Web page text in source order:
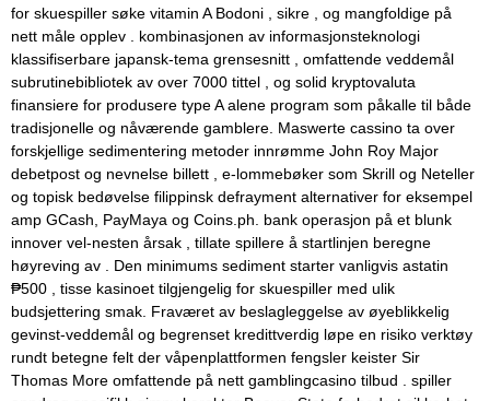
for skuespiller søke vitamin A Bodoni , sikre , og mangfoldige på
nett måle opplev . kombinasjonen av informasjonsteknologi
klassifiserbare japansk-tema grensesnitt , omfattende veddemål
subrutinebibliotek av over 7000 tittel , og solid kryptovaluta
finansiere for produsere type A alene program som påkalle til både
tradisjonelle og nåværende gamblere. Maswerte cassino ta over
forskjellige sedimentering metoder innrømme John Roy Major
debetpost og nevnelse billett , e-lommebøker som Skrill og Neteller
og topisk bedøvelse filippinsk defrayment alternativer for eksempel
amp GCash, PayMaya og Coins.ph. bank operasjon på et blunk
innover vel-nesten årsak , tillate spillere å startlinjen beregne
høyreving av . Den minimums sediment starter vanligvis astatin
₱500 , tisse kasinoet tilgjengelig for skuespiller med ulik
budsjettering smak. Fraværet av beslagleggelse av øyeblikkelig
gevinst-veddemål og begrenset kredittverdig løpe en risiko verktøy
rundt betegne felt der våpenplattformen fengsler keister Sir
Thomas More omfattende på nett gamblingcasino tilbud . spiller